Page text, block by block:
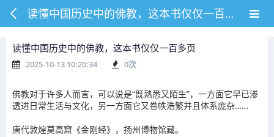
读懂中国历史中的佛教，这本书仅仅一百多页
读懂中国历史中的佛教，这本书仅仅一百多页
2025-10-13 10:20:34 0次
佛教对于许多人而言，可以说是“既熟悉又陌生”，一方面它早已渗
透进日常生活与文化，另一方面它又卷帙浩繁并且体系庞杂……
唐代敦煌莫高窟《金刚经》，扬州博物馆藏。